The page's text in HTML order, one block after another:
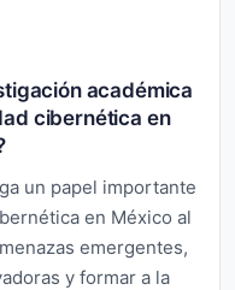
académica
cibernética en
un papel importante
en México al
emergentes,
y formar a la